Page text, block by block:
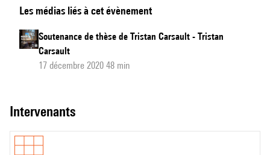
de
thèse
de
Tristan
Questions
du
Jury
Les médias liés à cet évènement
Soutenance de thèse de Tristan Carsault - Tristan
Carsault
17 décembre 2020 48 min
intervenants